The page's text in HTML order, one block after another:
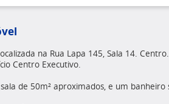
na Rua Lapa 145, Sala 14. Centro.
Centro Executivo.
de 50m² aproximados, e um banheiro